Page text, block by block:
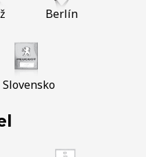
Berlín
Slovensko